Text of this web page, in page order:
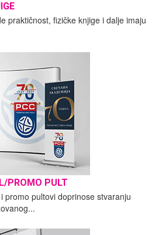
praktičnost, fizičke knjige i dalje imaju
PROMO PULT
promo pultovi doprinose stvaranju